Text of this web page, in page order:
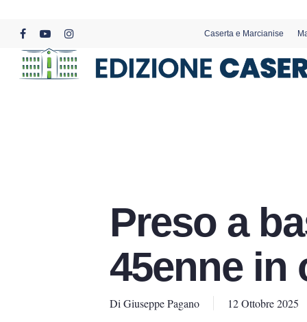
content
facebookyoutubeinstagram
Caserta e Marcianise
Preso a
45enne in
Di Giuseppe Pagano 12 Ottobre 2025